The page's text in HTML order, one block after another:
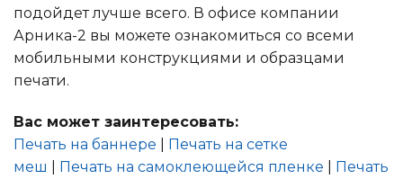
подойдет лучше всего. В офисе компании
Арника-2 вы можете ознакомиться со всеми
мобильными конструкциями и образцами
печати.
Вас может заинтересовать:
Печать на баннере
Печать на сетке
меш
Печать на самоклеющейся пленке
Печать